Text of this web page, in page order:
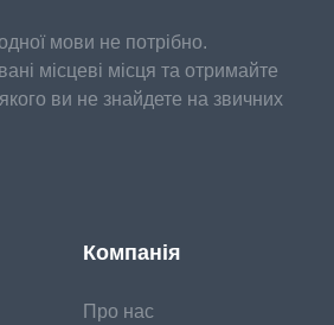
мови не потрібно.
місцеві місця та отримайте
ви не знайдете на звичних
Компанія
Про нас